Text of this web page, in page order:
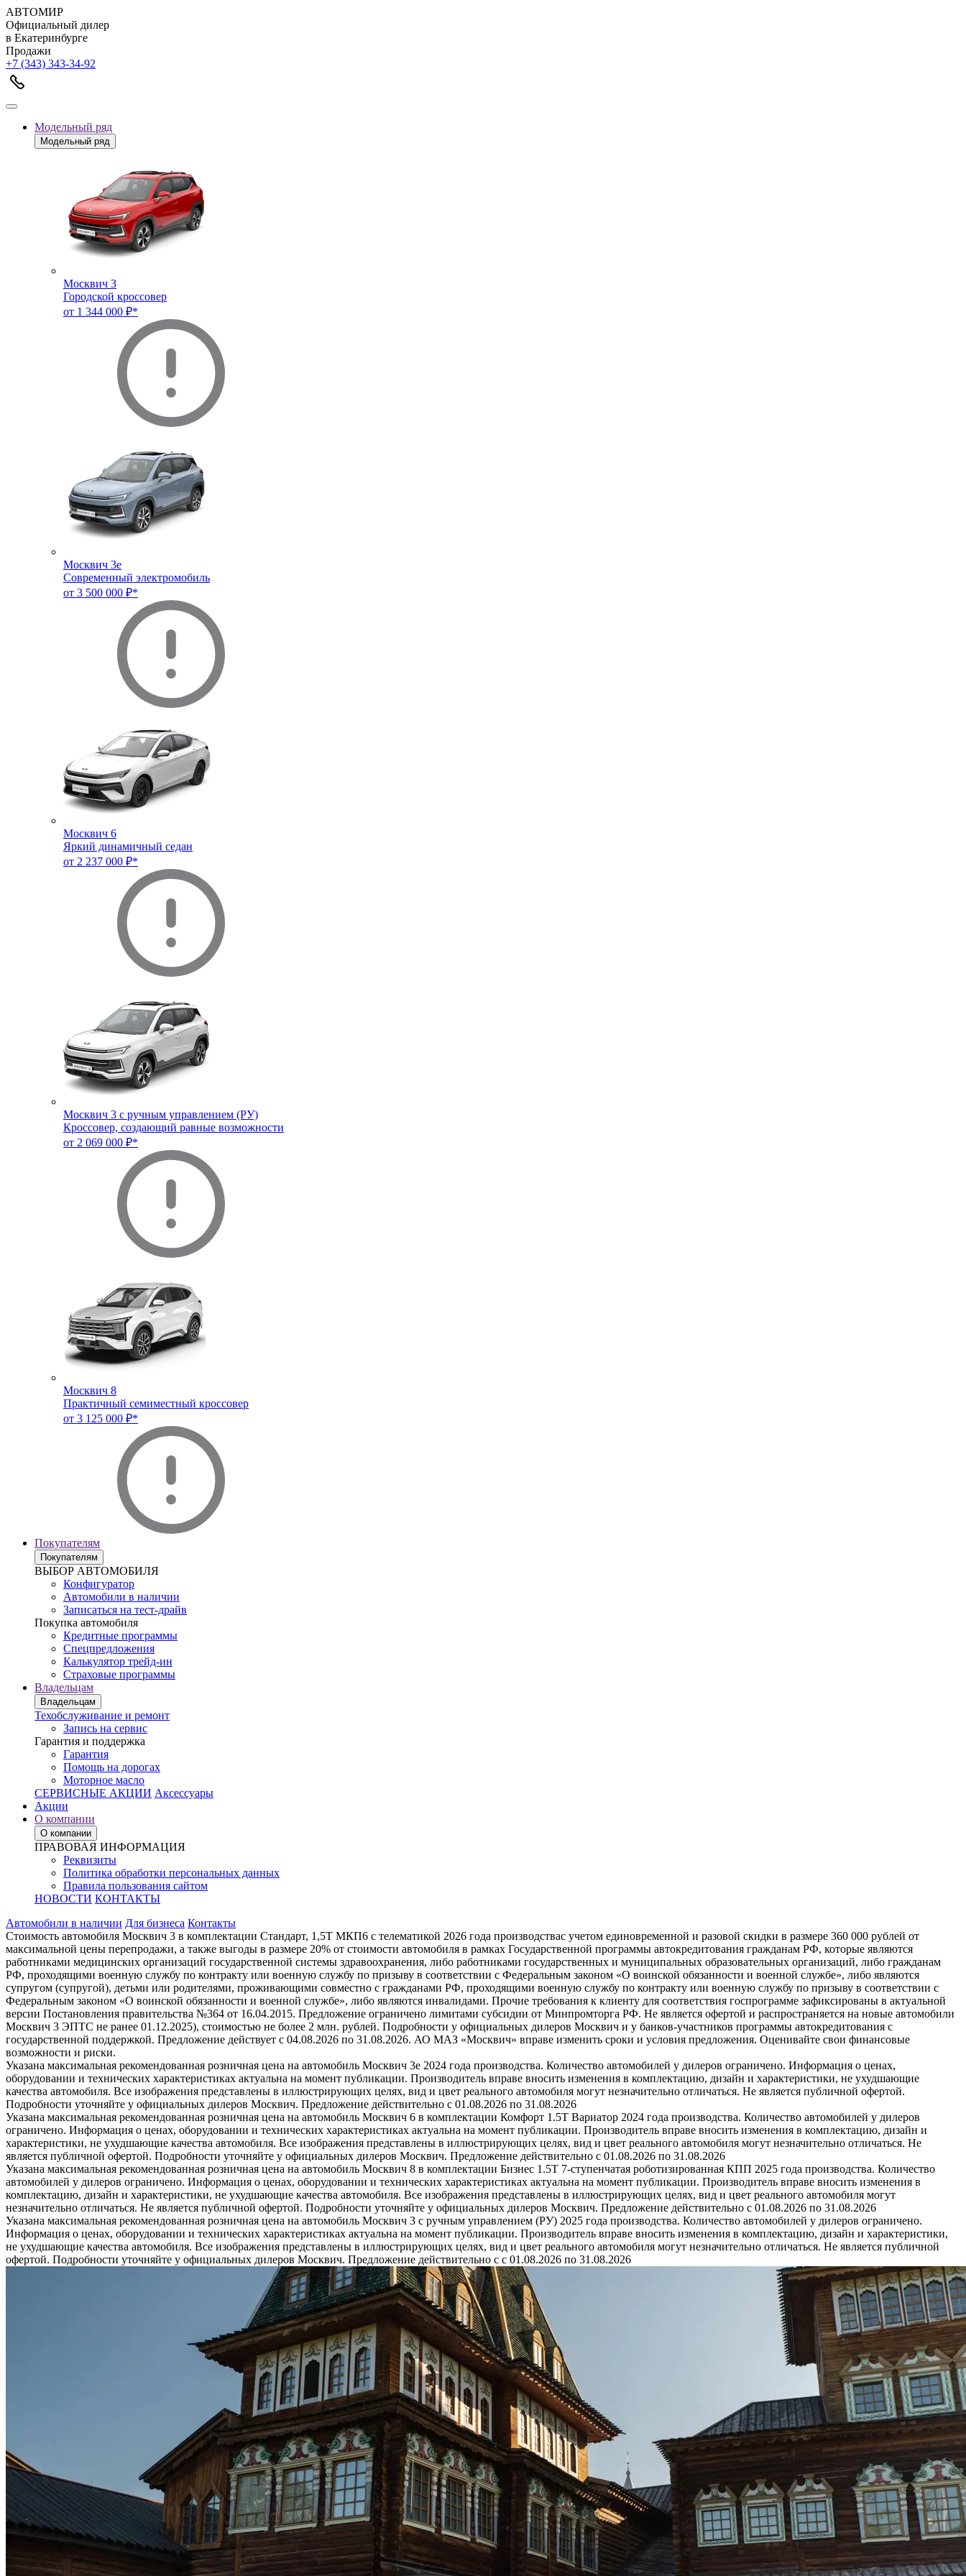
АВТОМИР
Официальный дилер
в Екатеринбурге
Продажи
+7 (343) 343-34-92
Модельный ряд
Модельный ряд
Москвич 3
Городской кроссовер
от 1 344 000 ₽*
Москвич 3e
Современный электромобиль
от 3 500 000 ₽*
Москвич 6
Яркий динамичный седан
от 2 237 000 ₽*
Москвич 3 с ручным управлением (РУ)
Кроссовер, создающий равные возможности
от 2 069 000 ₽*
Москвич 8
Практичный семиместный кроссовер
от 3 125 000 ₽*
Покупателям
Покупателям
ВЫБОР АВТОМОБИЛЯ
Конфигуратор
Автомобили в наличии
Записаться на тест-драйв
Покупка автомобиля
Кредитные программы
Спецпредложения
Калькулятор трейд-ин
Страховые программы
Владельцам
Владельцам
Техобслуживание и ремонт
Запись на сервис
Гарантия и поддержка
Гарантия
Помощь на дорогах
Моторное масло
СЕРВИСНЫЕ АКЦИИ Аксессуары
Акции
О компании
О компании
ПРАВОВАЯ ИНФОРМАЦИЯ
Реквизиты
Политика обработки персональных данных
Правила пользования сайтом
НОВОСТИ КОНТАКТЫ
Автомобили в наличии Для бизнеса Контакты
Стоимость автомобиля Москвич 3 в комплектации Стандарт, 1,5Т МКП6 с телематикой 2026 года производствас учетом единовременной и разовой скидки в размере 360 000 рублей от
максимальной цены перепродажи, а также выгоды в размере 20% от стоимости автомобиля в рамках Государственной программы автокредитования гражданам РФ, которые являются
работниками медицинских организаций государственной системы здравоохранения, либо работниками государственных и муниципальных образовательных организаций, либо гражданам
РФ, проходящими военную службу по контракту или военную службу по призыву в соответствии с Федеральным законом «О воинской обязанности и военной службе», либо являются
супругом (супругой), детьми или родителями, проживающими совместно с гражданами РФ, проходящими военную службу по контракту или военную службу по призыву в соответствии с
Федеральным законом «О воинской обязанности и военной службе», либо являются инвалидами. Прочие требования к клиенту для соответствия госпрограмме зафиксированы в актуальной
версии Постановления правительства №364 от 16.04.2015. Предложение ограничено лимитами субсидии от Минпромторга РФ. Не является офертой и распространяется на новые автомобили
Москвич 3 ЭПТС не ранее 01.12.2025), стоимостью не более 2 млн. рублей. Подробности у официальных дилеров Москвич и у банков-участников программы автокредитования с
государственной поддержкой. Предложение действует с 04.08.2026 по 31.08.2026. АО МАЗ «Москвич» вправе изменить сроки и условия предложения. Оценивайте свои финансовые
возможности и риски.
Указана максимальная рекомендованная розничная цена на автомобиль Москвич 3e 2024 года производства. Количество автомобилей у дилеров ограничено. Информация о ценах,
оборудовании и технических характеристиках актуальна на момент публикации. Производитель вправе вносить изменения в комплектацию, дизайн и характеристики, не ухудшающие
качества автомобиля. Все изображения представлены в иллюстрирующих целях, вид и цвет реального автомобиля могут незначительно отличаться. Не является публичной офертой.
Подробности уточняйте у официальных дилеров Москвич. Предложение действительно с 01.08.2026 по 31.08.2026
Указана максимальная рекомендованная розничная цена на автомобиль Москвич 6 в комплектации Комфорт 1.5T Вариатор 2024 года производства. Количество автомобилей у дилеров
ограничено. Информация о ценах, оборудовании и технических характеристиках актуальна на момент публикации. Производитель вправе вносить изменения в комплектацию, дизайн и
характеристики, не ухудшающие качества автомобиля. Все изображения представлены в иллюстрирующих целях, вид и цвет реального автомобиля могут незначительно отличаться. Не
является публичной офертой. Подробности уточняйте у официальных дилеров Москвич. Предложение действительно с 01.08.2026 по 31.08.2026
Указана максимальная рекомендованная розничная цена на автомобиль Москвич 8 в комплектации Бизнес 1.5T 7-ступенчатая роботизированная КПП 2025 года производства. Количество
автомобилей у дилеров ограничено. Информация о ценах, оборудовании и технических характеристиках актуальна на момент публикации. Производитель вправе вносить изменения в
комплектацию, дизайн и характеристики, не ухудшающие качества автомобиля. Все изображения представлены в иллюстрирующих целях, вид и цвет реального автомобиля могут
незначительно отличаться. Не является публичной офертой. Подробности уточняйте у официальных дилеров Москвич. Предложение действительно с 01.08.2026 по 31.08.2026
Указана максимальная рекомендованная розничная цена на автомобиль Москвич 3 с ручным управлением (РУ) 2025 года производства. Количество автомобилей у дилеров ограничено.
Информация о ценах, оборудовании и технических характеристиках актуальна на момент публикации. Производитель вправе вносить изменения в комплектацию, дизайн и характеристики,
не ухудшающие качества автомобиля. Все изображения представлены в иллюстрирующих целях, вид и цвет реального автомобиля могут незначительно отличаться. Не является публичной
офертой. Подробности уточняйте у официальных дилеров Москвич. Предложение действительно с с 01.08.2026 по 31.08.2026